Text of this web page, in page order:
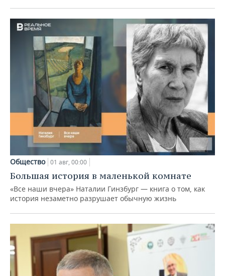
Общество 01 авг, 00:00
Большая история в маленькой комнате
«Все наши вчера» Наталии Гинзбург — книга о том, как
история незаметно разрушает обычную жизнь